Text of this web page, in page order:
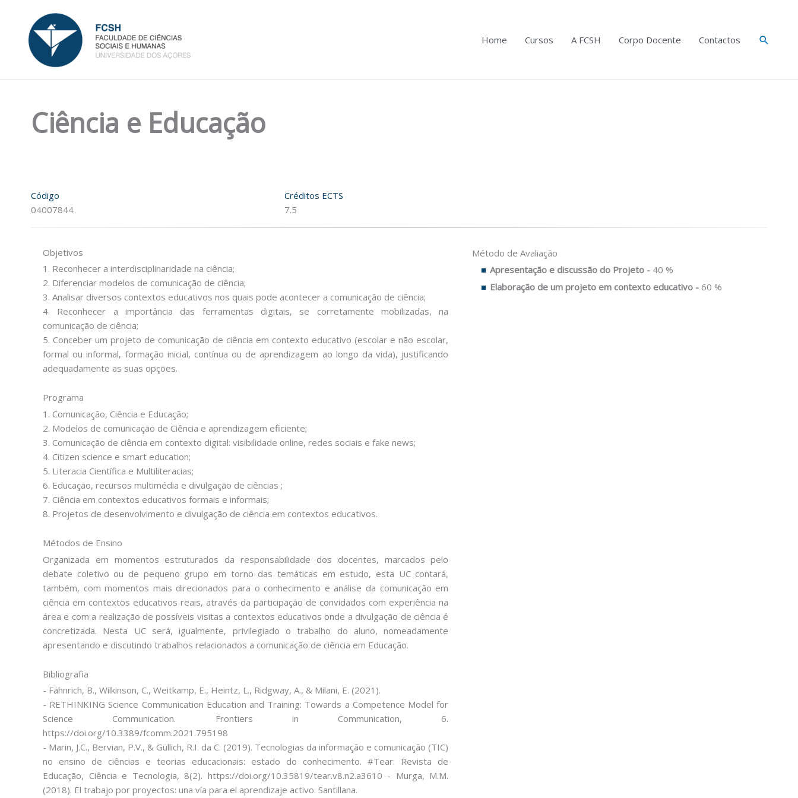
content
Home Cursos A FCSH Corpo Docente Contactos Search
Ciência e Educação
Código
04007844
Créditos ECTS
7.5
Objetivos
1. Reconhecer a interdisciplinaridade na ciência;
2. Diferenciar modelos de comunicação de ciência;
3. Analisar diversos contextos educativos nos quais pode acontecer a comunicação de ciência;
4. Reconhecer a importância das ferramentas digitais, se corretamente mobilizadas, na
comunicação de ciência;
5. Conceber um projeto de comunicação de ciência em contexto educativo (escolar e não escolar,
formal ou informal, formação inicial, contínua ou de aprendizagem ao longo da vida), justificando
adequadamente as suas opções.
Programa
1. Comunicação, Ciência e Educação;
2. Modelos de comunicação de Ciência e aprendizagem eficiente;
3. Comunicação de ciência em contexto digital: visibilidade online, redes sociais e fake news;
4. Citizen science e smart education;
5. Literacia Científica e Multiliteracias;
6. Educação, recursos multimédia e divulgação de ciências ;
7. Ciência em contextos educativos formais e informais;
8. Projetos de desenvolvimento e divulgação de ciência em contextos educativos.
Métodos de Ensino
Organizada em momentos estruturados da responsabilidade dos docentes, marcados pelo
debate coletivo ou de pequeno grupo em torno das temáticas em estudo, esta UC contará,
também, com momentos mais direcionados para o conhecimento e análise da comunicação em
ciência em contextos educativos reais, através da participação de convidados com experiência na
área e com a realização de possíveis visitas a contextos educativos onde a divulgação de ciência é
concretizada. Nesta UC será, igualmente, privilegiado o trabalho do aluno, nomeadamente
apresentando e discutindo trabalhos relacionados a comunicação de ciência em Educação.
Bibliografia
- Fähnrich, B., Wilkinson, C., Weitkamp, E., Heintz, L., Ridgway, A., & Milani, E. (2021).
- RETHINKING Science Communication Education and Training: Towards a Competence Model for
Science Communication. Frontiers in Communication, 6.
https://doi.org/10.3389/fcomm.2021.795198
- Marin, J.C., Bervian, P.V., & Güllich, R.I. da C. (2019). Tecnologias da informação e comunicação (TIC)
no ensino de ciências e teorias educacionais: estado do conhecimento. #Tear: Revista de
Educação, Ciência e Tecnologia, 8(2). https://doi.org/10.35819/tear.v8.n2.a3610 - Murga, M.M.
(2018). El trabajo por proyectos: una vía para el aprendizaje activo. Santillana.
Método de Avaliação
Apresentação e discussão do Projeto - 40 %
Elaboração de um projeto em contexto educativo - 60 %